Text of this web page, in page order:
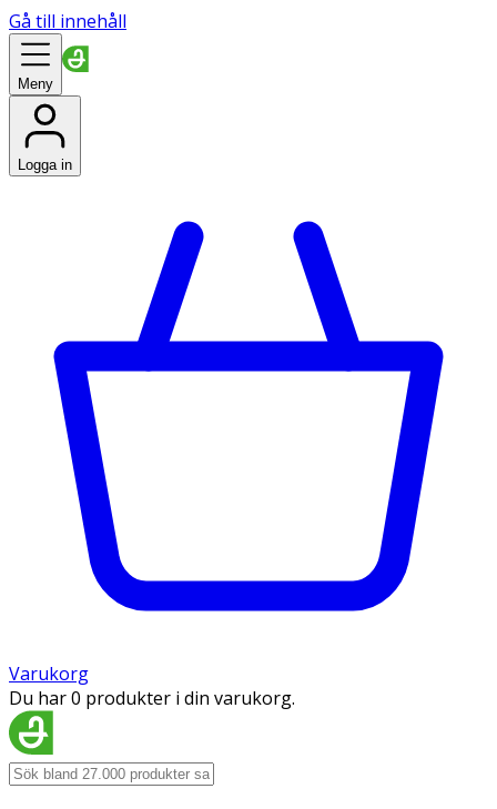
Gå till innehåll
Meny
Logga in
Varukorg
Du har 0 produkter i din varukorg.